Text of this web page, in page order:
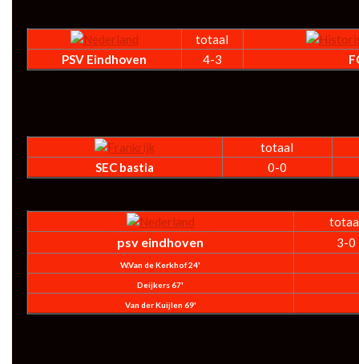
totaal
PSV Eindhoven
4-3
totaal
SEC bastia
0-0
psv eindhoven 3-0
W.Van de Kerkhof 24'
Deijkers 67'
Van der Kuijlen 69'